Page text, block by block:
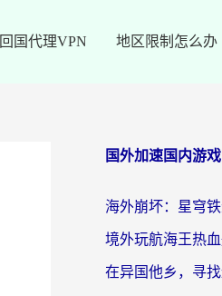
回国代理VPN 地区限制怎么办
国外加速国内游戏